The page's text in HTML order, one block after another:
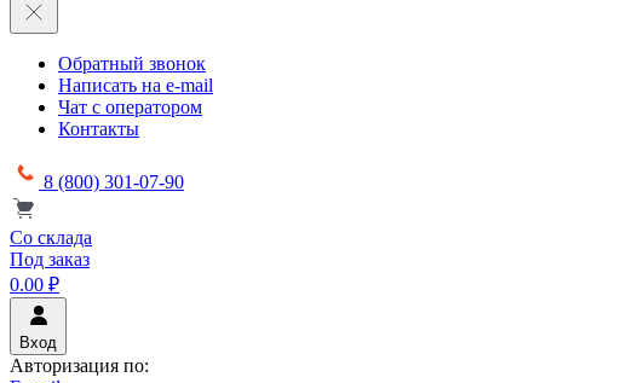
Обратный звонок
Написать на e-mail
Чат с оператором
Контакты
8 (800) 301-07-90
Со склада
Под заказ
0.00 ₽
Вход
Авторизация по: